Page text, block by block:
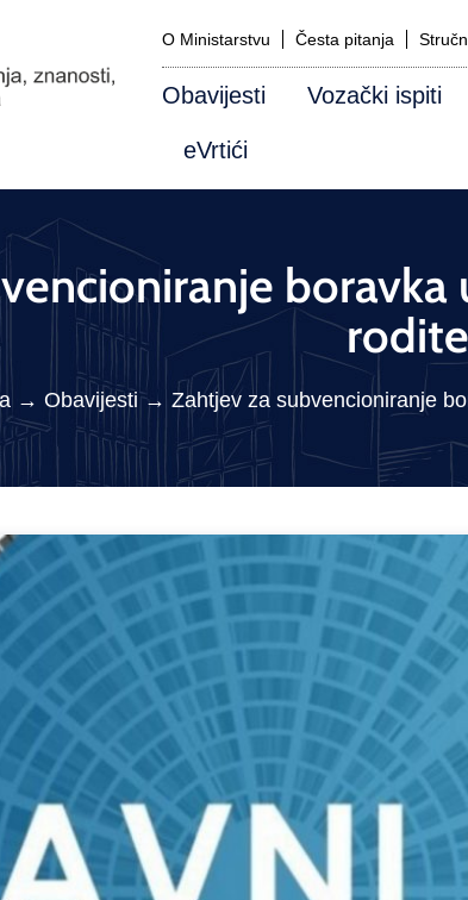
O Ministarstvu Česta pitanja
Obavijesti Vozački ispiti
eVrtići
→ Obavijesti→ Zahtjev za subvencioniranje